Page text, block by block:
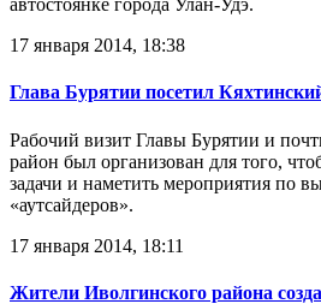
автостоянке города Улан-Удэ.
17 января 2014, 18:38
Глава Бурятии посетил
Рабочий визит Главы Бурятии и
район был организован для того,
задачи и наметить мероприятия по
«аутсайдеров».
17 января 2014, 18:11
Жители Иволгинского района